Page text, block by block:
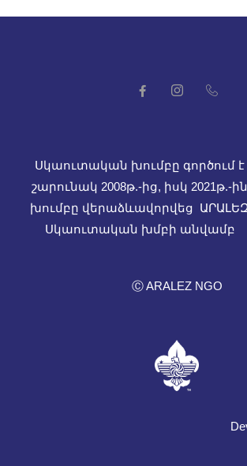
Սկաուտական խումբը գործում է
շարունակ 2008թ.-ից, իսկ 2021թ.-ին
խումբը վերաձևավորվեց
Սկաուտական խմբի անվամբ
Ⓒ ARALEZ NGO